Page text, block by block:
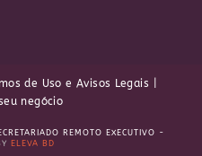
de Uso e Avisos Legais
negócio
REMOTO EXECUTIVO -
ELEVA BD